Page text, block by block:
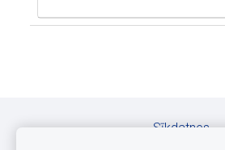
Sīkdatnes